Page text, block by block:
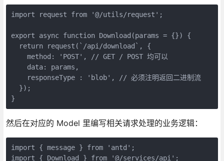
import request from '@/utils/request';
export async function Download(params = {}) {
  return request(`/api/download`, {
    method: 'POST', // GET / POST 均可以
    data: params,
    responseType : 'blob', // 必须注明返回二进制流
  });
}
然后在对应的 Model 里编写相关请求处理的业务逻辑：
import { message } from 'antd';
import { Download } from '@/services/api';